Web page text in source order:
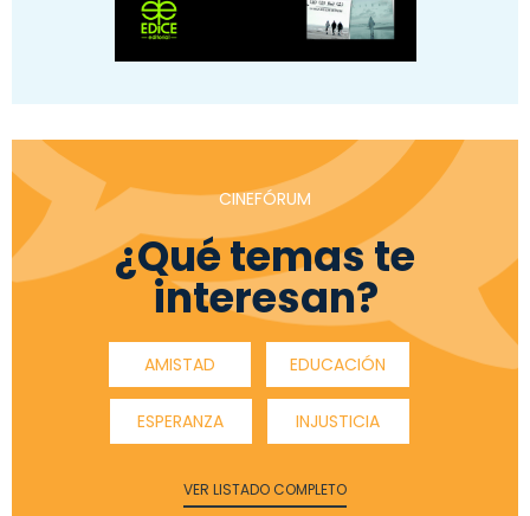
CINEFÓRUM
¿Qué temas te
interesan?
AMISTAD EDUCACIÓN
ESPERANZA INJUSTICIA
VER LISTADO COMPLETO